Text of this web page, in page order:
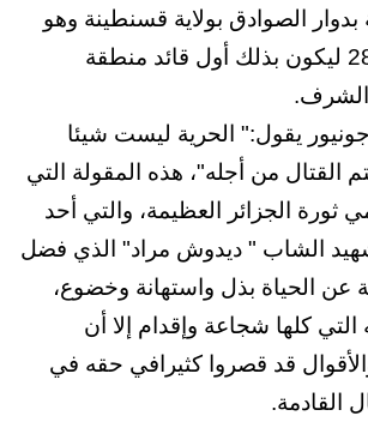
الصوادق بولاية قسنطينة وهو
لم يبلغ بعد سن 28 ليكون بذلك أول قائد منطقة
.
يقول:" الحرية ليست شيئا
من أجله"، هذه المقولة التي
الجزائر العظيمة، والتي أحد
الشاب " ديدوش مراد" الذي فضل
عن الحياة بذل واستهانة وخضوع،
كلها شجاعة وإقدام إلا أن
قد قصروا كثيرافي حقه في
القادمة.